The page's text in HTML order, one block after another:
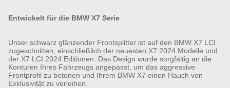
Entwickelt für die BMW X7 Serie
Unser schwarz glänzender Frontsplitter ist auf den BMW X7 LCI
zugeschnitten, einschließlich der neuesten X7 2024 Modelle und
der X7 LCI 2024 Editionen. Das Design wurde sorgfältig an die
Konturen Ihres Fahrzeugs angepasst, um das aggressive
Frontprofil zu betonen und Ihrem BMW X7 einen Hauch von
Exklusivität zu verleihen.